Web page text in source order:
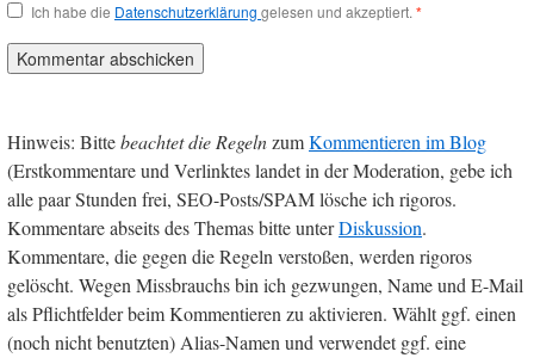
Ich habe die Datenschutzerklärung gelesen und akzeptiert. *
Hinweis: Bittebeachtet die RegelnzumKommentieren im Blog
(Erstkommentare und Verlinktes landet in der Moderation, gebe ich
alle paar Stunden frei, SEO-Posts/SPAM lösche ich rigoros.
Kommentare abseits des Themas bitte unterDiskussion.
Kommentare, die gegen die Regeln verstoßen, werden rigoros
gelöscht. Wegen Missbrauchs bin ich gezwungen, Name und E-Mail
als Pflichtfelder beim Kommentieren zu aktivieren. Wählt ggf. einen
(noch nicht benutzten) Alias-Namen und verwendet ggf. eine